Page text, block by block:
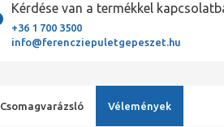
Kérdése van a termékkel
+36 1 700 3500
info@ferencziepuletgepeszet.hu
Csomagvarázsló Vélemények